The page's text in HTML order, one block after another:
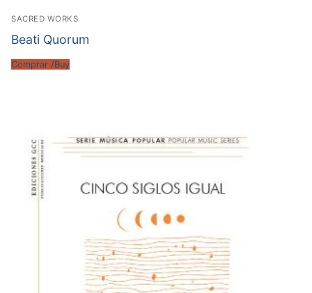
SACRED WORKS
Beati Quorum
Comprar /Buy